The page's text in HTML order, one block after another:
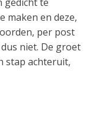
maken en deze,
per post
niet. De groet
stap achteruit,